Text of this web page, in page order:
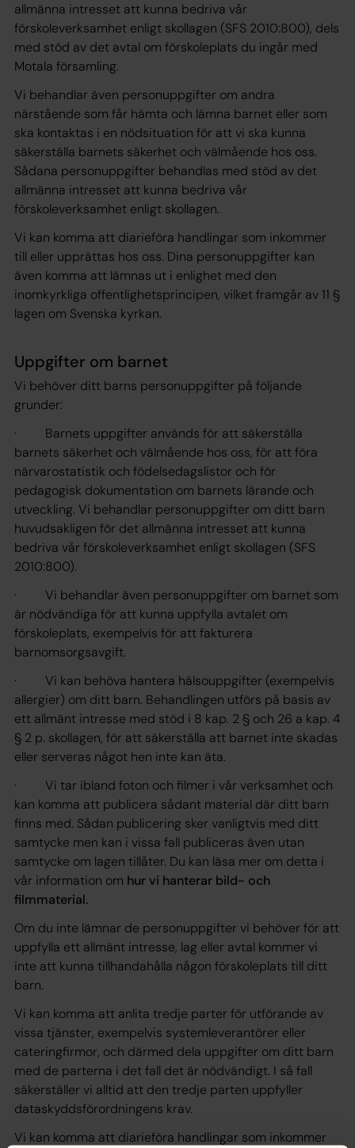
allmänna intresset att kunna bedriva vår
förskoleverksamhet enligt skollagen (SFS 2010:800), dels
med stöd av det avtal om förskoleplats du ingår med
Motala församling.
Vi behandlar även personuppgifter om andra
närstående som får hämta och lämna barnet eller som
ska kontaktas i en nödsituation för att vi ska kunna
säkerställa barnets säkerhet och välmående hos oss.
Sådana personuppgifter behandlas med stöd av det
allmänna intresset att kunna bedriva vår
förskoleverksamhet enligt skollagen.
Vi kan komma att diarieföra handlingar som inkommer
till eller upprättas hos oss. Dina personuppgifter kan
även komma att lämnas ut i enlighet med den
inomkyrkliga offentlighetsprincipen, vilket framgår av 11 §
lagen om Svenska kyrkan.
Uppgifter om barnet
Vi behöver ditt barns personuppgifter på följande
grunder:
· Barnets uppgifter används för att säkerställa
barnets säkerhet och välmående hos oss, för att föra
närvarostatistik och födelsedagslistor och för
pedagogisk dokumentation om barnets lärande och
utveckling. Vi behandlar personuppgifter om ditt barn
huvudsakligen för det allmänna intresset att kunna
bedriva vår förskoleverksamhet enligt skollagen (SFS
2010:800).
· Vi behandlar även personuppgifter om barnet som
är nödvändiga för att kunna uppfylla avtalet om
förskoleplats, exempelvis för att fakturera
barnomsorgsavgift.
· Vi kan behöva hantera hälsouppgifter (exempelvis
allergier) om ditt barn. Behandlingen utförs på basis av
ett allmänt intresse med stöd i 8 kap. 2 § och 26 a kap. 4
§ 2 p. skollagen, för att säkerställa att barnet inte skadas
eller serveras något hen inte kan äta.
· Vi tar ibland foton och filmer i vår verksamhet och
kan komma att publicera sådant material där ditt barn
finns med. Sådan publicering sker vanligtvis med ditt
samtycke men kan i vissa fall publiceras även utan
samtycke om lagen tillåter. Du kan läsa mer om detta i
vår information om hur vi hanterar bild- och
filmmaterial.
Om du inte lämnar de personuppgifter vi behöver för att
uppfylla ett allmänt intresse, lag eller avtal kommer vi
inte att kunna tillhandahålla någon förskoleplats till ditt
barn.
Vi kan komma att anlita tredje parter för utförande av
vissa tjänster, exempelvis systemleverantörer eller
cateringfirmor, och därmed dela uppgifter om ditt barn
med de parterna i det fall det är nödvändigt. I så fall
säkerställer vi alltid att den tredje parten uppfyller
dataskyddsförordningens krav.
Vi kan komma att diarieföra handlingar som inkommer